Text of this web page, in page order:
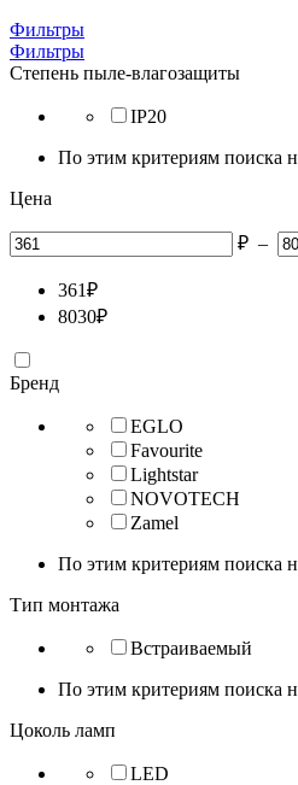
Фильтры
Фильтры
Степень пыле-влагозащиты
IP20
По этим критериям поиска
Цена
₽ –
361₽
8030₽
Бренд
EGLO
Favourite
Lightstar
NOVOTECH
Zamel
По этим критериям поиска
Тип монтажа
Встраиваемый
По этим критериям поиска
Цоколь ламп
LED